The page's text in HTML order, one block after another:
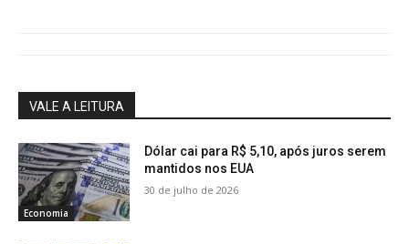
VALE A LEITURA
Economia
Dólar cai para R$ 5,10, após juros serem
mantidos nos EUA
30 de julho de 2026